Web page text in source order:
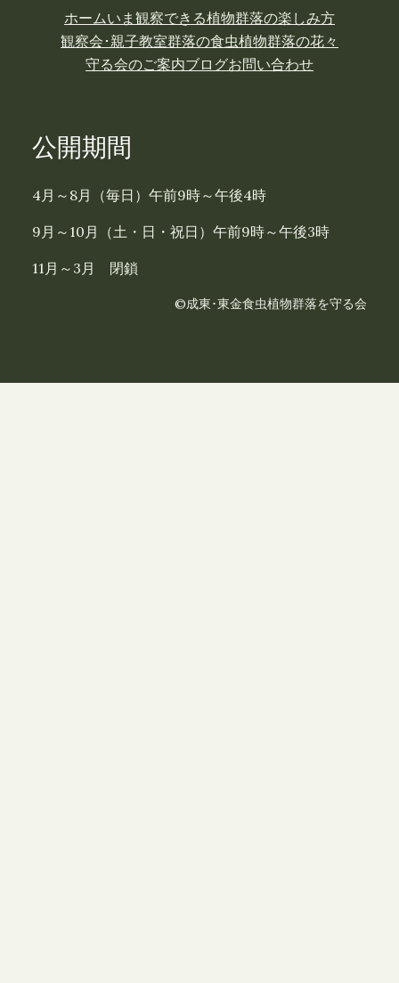
ホームいま観察できる植物群落の楽しみ方
観察会･親子教室群落の食虫植物群落の花々
守る会のご案内ブログお問い合わせ
公開期間
4月～8月（毎日）午前9時～午後4時
9月～10月（土・日・祝日）午前9時～午後3時
11月～3月 閉鎖
©成東･東金食虫植物群落を守る会